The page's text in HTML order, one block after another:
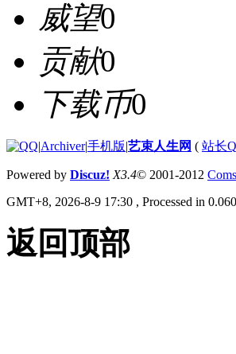
威望0
贡献0
下载币0
|Archiver|手机版|艺束人生网 ( 站长
Powered by Discuz! X3.4© 2001-2012
GMT+8, 2026-8-9 17:30 , Processed in
返回顶部